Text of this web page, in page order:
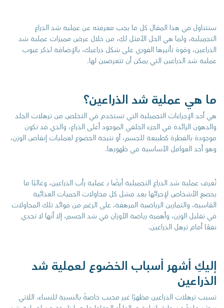
سنتناول في هذا المقال كل ما يجب معرفته عن عملية شد الذراع
التجميلية، ولما هي الحل الأمثل لكِ، من خلال عرض مميزات عملية شد
الذراعين، وقوة تأثيرها الفوري على شكل ذراعيك، بالإضافة لذكر عيوب
عملية شد الذراعين التي يمكن أن تتعرضين لها.
ما هي عملية شد الذراعين؟
هي أحد الإجراءات التجميلية التي تستخدم في التخلص من ترهلات الجلد
والدهون الزائدة في الجزء الخلفي الموجود أعلى الذراع، والذي قد تكون
موجودة بالفطرة كطبيعة للجسم، أو نتيجة الخضوع لعمليات إنقاص الوزن،
وهو أحد العوامل الأساسية في ظهورها.
تُعرف عملية شد الذراع التجميلية أيضًا بـ عملية رأب الذراعين، وغالبًا ما
يخضع الأشخاص لإجرائها بعد فشل كل محاولات الحميات الغذائية
القاسية، والتمارين الرياضية المرهقة، على الرغم من فوائد تلك المحاولات
في تقليل الوزن، وأهمية رياضة الأوزان في شد الجسم، إلا أنها لا تجدي
نفعًا أمام ترهل الذراعين.
إليكِ أشهر أسباب الخضوع لعملية شد
الذراعين
تسبب ترهلات الذراعين مظهرًا غير محبب خاصةً بالنسبة للنساء، اللاتي